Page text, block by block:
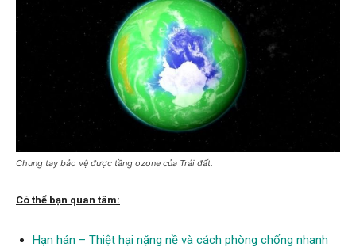
Chung tay bảo vệ được tầng ozone của Trái đất.
Có thể bạn quan tâm:
Hạn hán – Thiệt hại nặng nề và cách phòng chống nhanh